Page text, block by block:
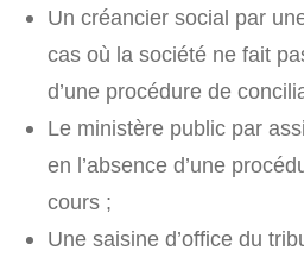
Un créancier social par
cas où la société ne fait
d’une procédure de
Le ministère public par
en l’absence d’une
cours ;
Une saisine d’office du